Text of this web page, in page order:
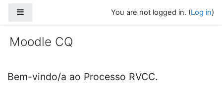
You are not logged in. (Log in)
Moodle CQ
Bem-vindo/a ao Processo RVCC.